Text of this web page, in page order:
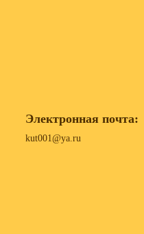
Электронная почта:
kut001@ya.ru